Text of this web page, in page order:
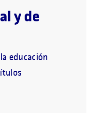
y de
educación